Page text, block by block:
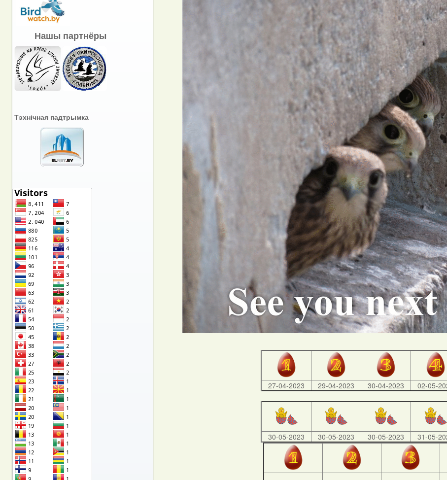
27-04-2023 29-04-2023 30-04-2023 02-05-
30-05-2023 30-05-2023 30-05-2023 31-05-
Нашы партнёры
Тэхнічная падтрымка